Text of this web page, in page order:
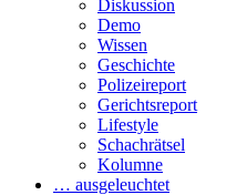
Diskussion
Demo
Wissen
Geschichte
Polizeireport
Gerichtsreport
Lifestyle
Schachrätsel
Kolumne
… ausgeleuchtet